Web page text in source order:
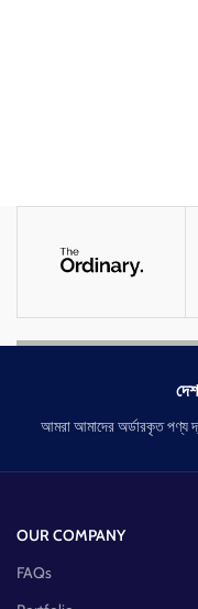
আমরা আমাদের অর্ডারকৃত পণ্য
OUR COMPANY
FAQs